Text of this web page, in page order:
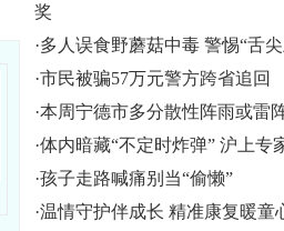
奖
·多人误食野蘑菇中毒 警惕“舌
·市民被骗57万元警方跨省追回
·本周宁德市多分散性阵雨或雷
·体内暗藏“不定时炸弹” 沪上专
·孩子走路喊痛别当“偷懒”
·温情守护伴成长 精准康复暖童